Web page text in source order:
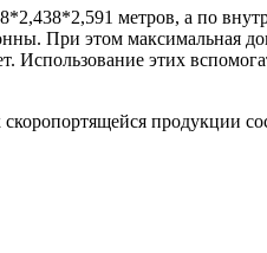
метров, а по
При этом максимальная
Использование этих
продукции